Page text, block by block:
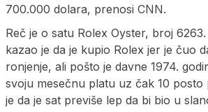
700.000 dolara, prenosi CNN.
Reč je o satu Rolex Oyster, broj
kazao je da je kupio Rolex jer je čuo
ronjenje, ali pošto je davne 1974.
svoju mesečnu platu uz čak 10 posto
je da je sat previše lep da bi bio u